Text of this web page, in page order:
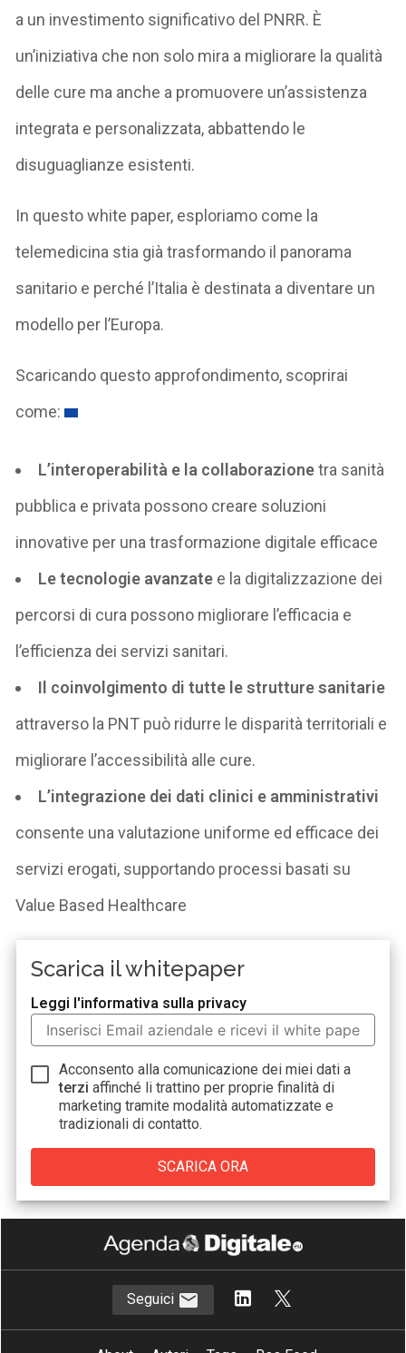
a un investimento significativo del PNRR. È
un’iniziativa che non solo mira a migliorare la qualità
delle cure ma anche a promuovere un’assistenza
integrata e personalizzata, abbattendo le
disuguaglianze esistenti.
In questo white paper, esploriamo come la
telemedicina stia già trasformando il panorama
sanitario e perché l’Italia è destinata a diventare un
modello per l’Europa.
Scaricando questo approfondimento, scoprirai
come:
L’interoperabilità e la collaborazionetra sanità
pubblica e privata possono creare soluzioni
innovative per una trasformazione digitale efficace
Le tecnologie avanzate e la digitalizzazione dei
percorsi di cura possono migliorare l’efficacia e
l’efficienza dei servizi sanitari.
Il coinvolgimento di tutte le strutture sanitarie
attraverso la PNT può ridurre le disparità territoriali e
migliorare l’accessibilità alle cure.
L’integrazione dei dati clinici e amministrativi
consente una valutazione uniforme ed efficace dei
servizi erogati, supportando processi basati su
Value Based Healthcare
Scarica il whitepaper
Leggi l'informativa sulla privacy
Acconsento alla comunicazione dei miei dati a
terzi affinché li trattino per proprie finalità di
marketing tramite modalità automatizzate e
tradizionali di contatto.
Seguici